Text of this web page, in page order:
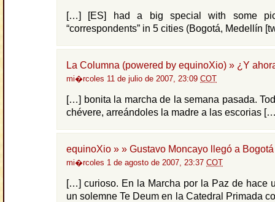
[…] [ES] had a big special with some
“correspondents” in 5 cities (Bogotá, Medellín
La Columna (powered by equinoXio) » ¿Y
mi�rcoles 11 de julio de 2007, 23:09 COT
[…] bonita la marcha de la semana pasada.
chévere, arreándoles la madre a las escorias
equinoXio » » Gustavo Moncayo llegó a Bogotá
mi�rcoles 1 de agosto de 2007, 23:37 COT
[…] curioso. En la Marcha por la Paz de hace
un solemne Te Deum en la Catedral Primada